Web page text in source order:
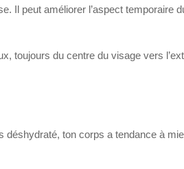
Il peut améliorer l’aspect temporaire
toujours du centre du visage vers
ton corps a tendance à